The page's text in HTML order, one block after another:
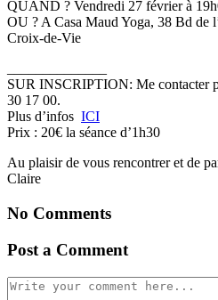
QUAND ? Vendredi 27 février à
OU ? A Casa Maud Yoga, 38 Bd de
Croix-de-Vie
SUR INSCRIPTION: Me contacter
30 17 00.
Plus d’infos ICI
Prix : 20€ la séance d’1h30
Au plaisir de vous rencontrer et de
Claire
No Comments
Post a Comment